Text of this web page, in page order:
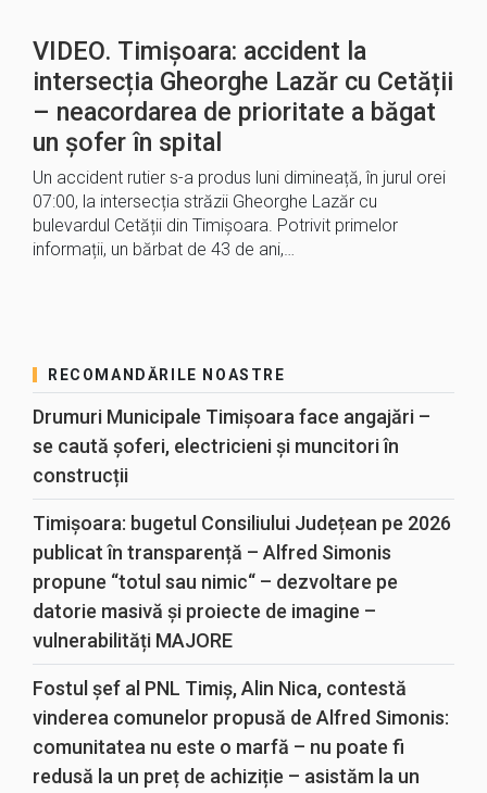
VIDEO. Timișoara: accident la
intersecția Gheorghe Lazăr cu Cetății
– neacordarea de prioritate a băgat
un șofer în spital
Un accident rutier s-a produs luni dimineață, în jurul orei
07:00, la intersecția străzii Gheorghe Lazăr cu
bulevardul Cetății din Timișoara. Potrivit primelor
informații, un bărbat de 43 de ani,…
RECOMANDĂRILE NOASTRE
Drumuri Municipale Timișoara face angajări –
se caută șoferi, electricieni și muncitori în
construcții
Timișoara: bugetul Consiliului Județean pe 2026
publicat în transparență – Alfred Simonis
propune “totul sau nimic“ – dezvoltare pe
datorie masivă și proiecte de imagine –
vulnerabilități MAJORE
Fostul șef al PNL Timiș, Alin Nica, contestă
vinderea comunelor propusă de Alfred Simonis:
comunitatea nu este o marfă – nu poate fi
redusă la un preț de achiziție – asistăm la un